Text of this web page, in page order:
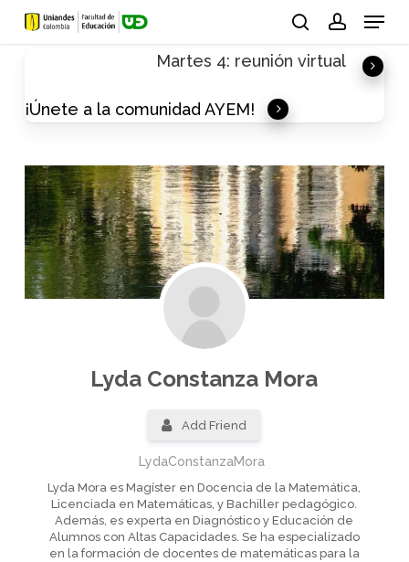
Skip
Menu
Martes 4: reunión virtual
¡Únete a la comunidad AYEM!
Lyda Constanza Mora
Add Friend
LydaConstanzaMora
Lyda Mora es Magíster en Docencia de la Matemática,
Licenciada en Matemáticas, y Bachiller pedagógico.
Además, es experta en Diagnóstico y Educación de
Alumnos con Altas Capacidades. Se ha especializado
en la formación de docentes de matemáticas para la